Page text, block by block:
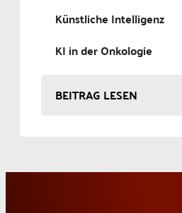
Künstliche Intelligenz
KI in der Onkologie
BEITRAG LESEN